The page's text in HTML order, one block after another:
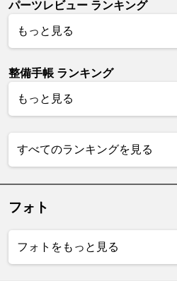
パーツレビュー ランキング
もっと見る
整備手帳 ランキング
もっと見る
すべてのランキングを見る
フォト
フォトをもっと見る